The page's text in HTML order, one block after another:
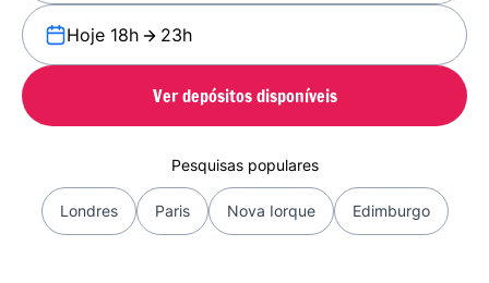
Hoje 18h 23h
Ver depósitos disponíveis
Pesquisas populares
Londres Paris Nova Iorque Edimburgo